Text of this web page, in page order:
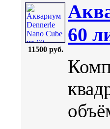
11500 руб.
60